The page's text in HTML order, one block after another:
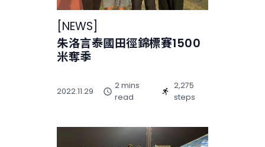
[NEWS]
朱洛言泰國田徑錦標賽1500
米奪季
2022.11.29
2 mins
read
2,275
steps